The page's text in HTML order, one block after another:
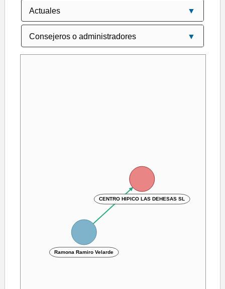
CENTRO HIPICO LAS DEHESAS SL
Ramona Ramiro Velarde